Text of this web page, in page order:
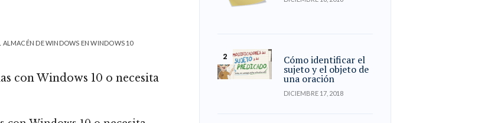
ALMACÉN DE WINDOWS EN WINDOWS 10
con Windows 10 o necesita
Cómo identificar el
sujeto y el objeto de
una oración
DICIEMBRE 17, 2018